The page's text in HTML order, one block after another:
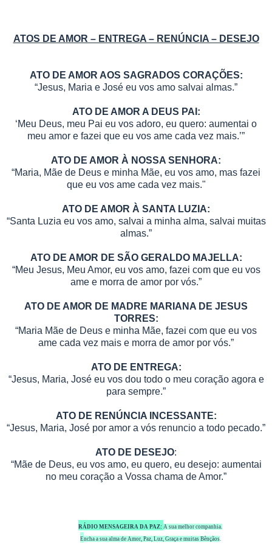
ATOS DE AMOR – ENTREGA – RENÚNCIA – DESEJO
ATO DE AMOR AOS SAGRADOS CORAÇÕES:
“Jesus, Maria e José eu vos amo salvai almas.”
ATO DE AMOR A DEUS PAI:
‘Meu Deus, meu Pai eu vos adoro, eu quero: aumentai o
meu amor e fazei que eu vos ame cada vez mais.’”
ATO DE AMOR À NOSSA SENHORA:
“Maria, Mãe de Deus e minha Mãe, eu vos amo, mas fazei
que eu vos ame cada vez mais."
ATO DE AMOR À SANTA LUZIA:
“Santa Luzia eu vos amo, salvai a minha alma, salvai muitas
almas.”
ATO DE AMOR DE SÃO GERALDO MAJELLA:
“Meu Jesus, Meu Amor, eu vos amo, fazei com que eu vos
ame e morra de amor por vós.”
ATO DE AMOR DE MADRE MARIANA DE JESUS
TORRES:
“Maria Mãe de Deus e minha Mãe, fazei com que eu vos
ame cada vez mais e morra de amor por vós.”
ATO DE ENTREGA:
“Jesus, Maria, José eu vos dou todo o meu coração agora e
para sempre.”
ATO DE RENÚNCIA INCESSANTE:
“Jesus, Maria, José por amor a vós renuncio a todo pecado.”
ATO DE DESEJO:
“Mãe de Deus, eu vos amo, eu quero, eu desejo: aumentai
no meu coração a Vossa chama de Amor.”
RÁDIO MENSAGEIRA DA PAZ: A sua melhor companhia.
Encha a sua alma de Amor, Paz, Luz, Graça e muitas Bênçãos.